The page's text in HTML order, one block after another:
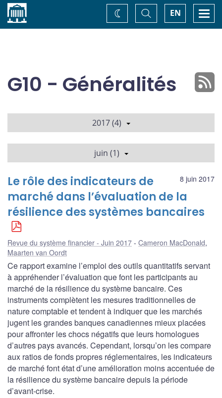
Accueil EN
Basculer
la
recherche
Changez
de
G10 - Généralités
2017 (4)
juin (1)
8 juin 2017
Le rôle des indicateurs de
marché dans l’évaluation de la
résilience des systèmes bancaires
Revue du système financier - Juin 2017 Cameron MacDonald,
Maarten van Oordt
Ce rapport examine l’emploi des outils quantitatifs servant
à appréhender l’évaluation que font les participants au
marché de la résilience du système bancaire. Ces
instruments complètent les mesures traditionnelles de
nature comptable et tendent à indiquer que les marchés
jugent les grandes banques canadiennes mieux placées
pour affronter les chocs négatifs que leurs homologues
d’autres pays avancés. Cependant, lorsqu’on les compare
aux ratios de fonds propres réglementaires, les indicateurs
de marché font état d’une amélioration moins accentuée de
la résilience du système bancaire depuis la période
d’avant-crise.